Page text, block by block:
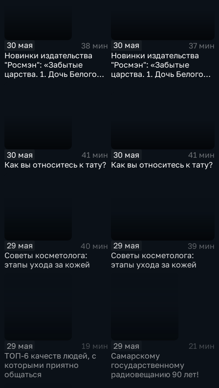
30 мая
38 мин
Новинки издательства
"Росмэн": «Забытые
царства. 1. Дочь Белого
30 мая
37 мин
Новинки издательства
"Росмэн": «Забытые
царства. 1. Дочь Белого
30 мая
41 мин
Как вы относитесь к тату?
30 мая
41 мин
Как вы относитесь к тату?
29 мая
40 мин
Советы косметолога:
этапы ухода за кожей
29 мая
39 мин
Советы косметолога:
этапы ухода за кожей
29 мая
19 мин
ТОП-6 качеств людей, с
которыми приятно
общаться
29 мая
21 мин
Самарскому
государственному
радиовещанию 90 лет!